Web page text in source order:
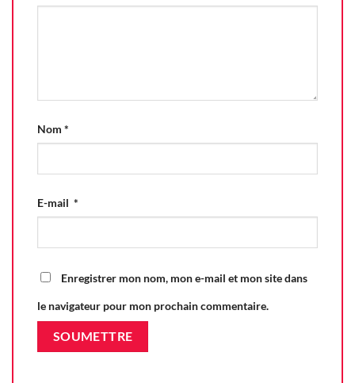
Nom *
E-mail *
Enregistrer mon nom, mon e-mail et mon site dans
le navigateur pour mon prochain commentaire.